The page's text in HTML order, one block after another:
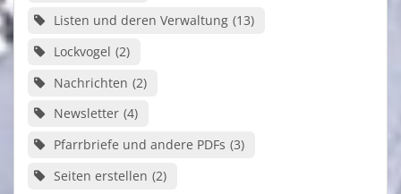
Listen und deren Verwaltung 13
Lockvogel 2
Nachrichten 2
Newsletter 4
Pfarrbriefe und andere PDFs 3
Seiten erstellen 2